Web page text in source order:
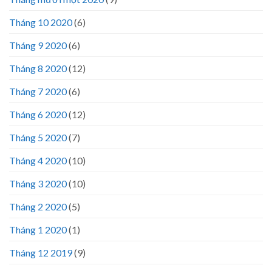
Tháng 10 2020(6)
Tháng 9 2020(6)
Tháng 8 2020(12)
Tháng 7 2020(6)
Tháng 6 2020(12)
Tháng 5 2020(7)
Tháng 4 2020(10)
Tháng 3 2020(10)
Tháng 2 2020(5)
Tháng 1 2020(1)
Tháng 12 2019(9)